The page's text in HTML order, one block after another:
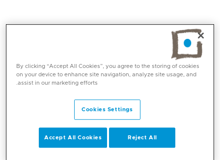
المهارات الأساسية
تفسير التصوير الشعاعي للثدي / التركيب المقطعي
By clicking “Accept All Cookies”, you agree to the storing of cookies
on your device to enhance site navigation, analyze site usage, and
assist in our marketing efforts.
Cookies Settings
Reject All
Accept All Cookies